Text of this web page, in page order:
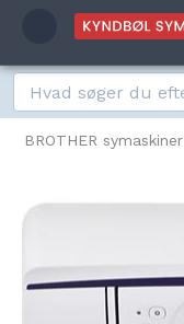
BROTHER symaskiner